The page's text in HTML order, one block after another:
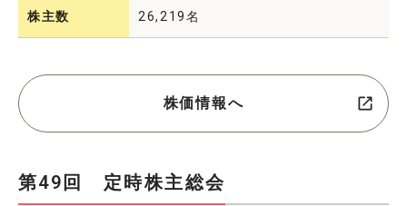
株主数 26,219名
株価情報へ
第49回 定時株主総会